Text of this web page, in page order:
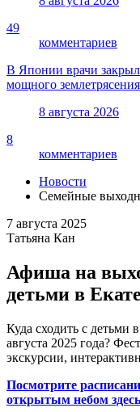
49
комментариев
В Японии врачи
мощного
8 августа 2026
8
комментариев
Новости
Семейные
7 августа 2025
Татьяна Кан
Афиша на
детьми в
Куда сходить с детьми
августа 2025 года?
экскурсии,
Посмотрите
открытым небом здесь